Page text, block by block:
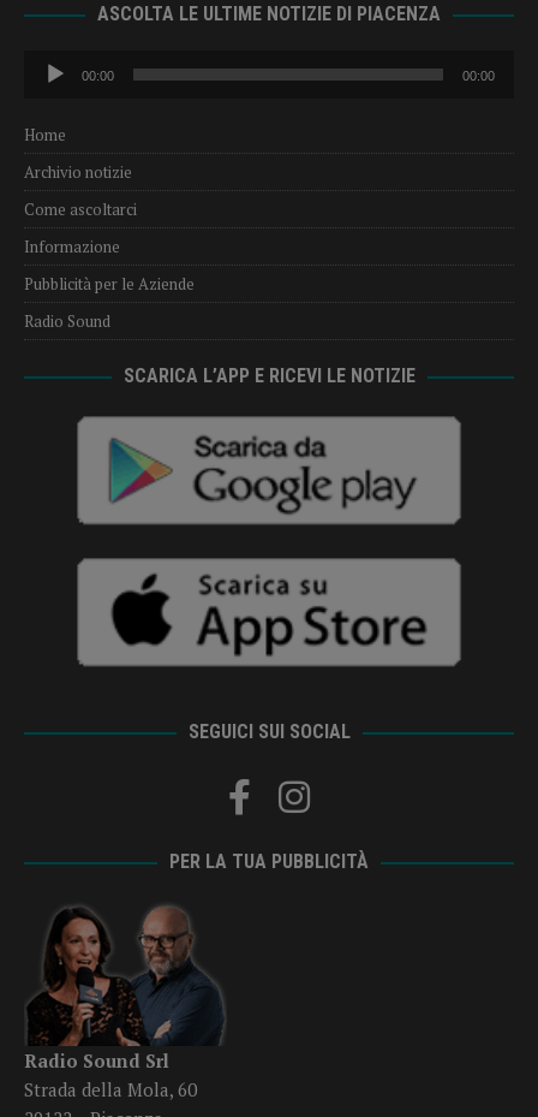
ASCOLTA LE ULTIME NOTIZIE DI PIACENZA
Audio
Player
00:00 00:00
Home
Archivio notizie
Come ascoltarci
Informazione
Pubblicità per le Aziende
Radio Sound
SCARICA L’APP E RICEVI LE NOTIZIE
SEGUICI SUI SOCIAL
PER LA TUA PUBBLICITÀ
Radio Sound Srl
Strada della Mola, 60